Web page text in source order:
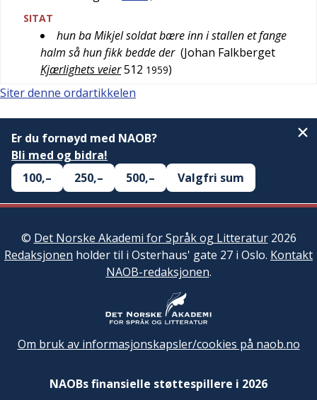
SITAT
hun ba Mikjel soldat bære inn i stallen et fange
halm så hun fikk bedde der (Johan Falkberget
Kjærlighets veier512 1959)
Siter denne ordartikkelen
Er du fornøyd med NAOB?
Bli med og bidra!
100,–
250,– 500,– Valgfri sum
© Det Norske Akademi for Språk og Litteratur2026
Redaksjonen holder til i Osterhaus' gate 27 i Oslo. Kontakt
NAOB-redaksjonen.
Om bruk av informasjonskapsler/cookies på naob.no
NAOBs finansielle støttespillere i 2026